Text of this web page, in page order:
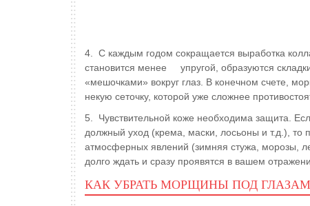
4. С каждым годом сокращается выработка
становится менее упругой, образуются
«мешочками» вокруг глаз. В конечном счете,
некую сеточку, которой уже сложнее
5. Чувствительной коже необходима защита.
должный уход (крема, маски, лосьоны и т.д.), то
атмосферных явлений (зимняя стужа, морозы,
долго ждать и сразу проявятся в вашем
КАК УБРАТЬ МОРЩИНЫ ПОД